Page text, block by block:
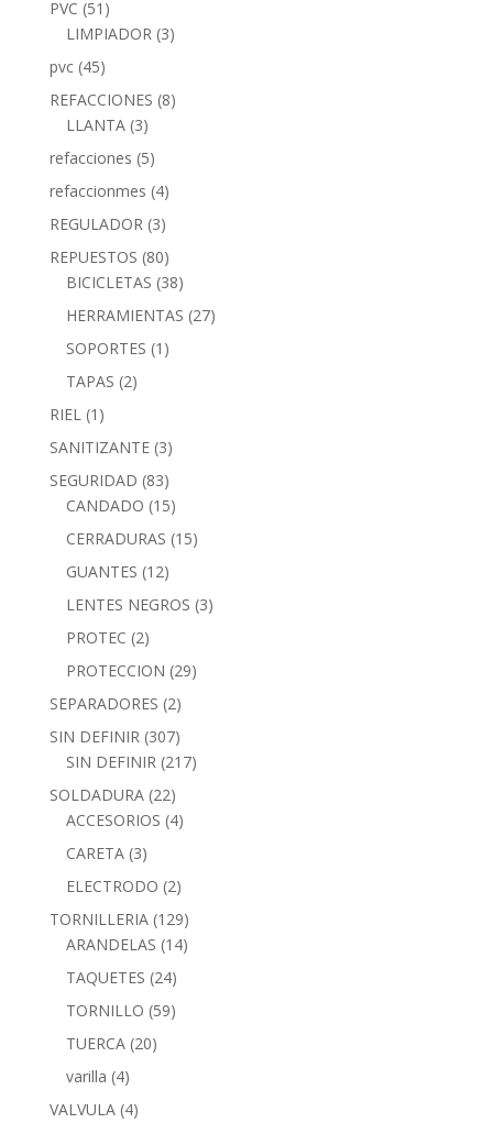
PVC (51)
LIMPIADOR (3)
pvc (45)
REFACCIONES (8)
LLANTA (3)
refacciones (5)
refaccionmes (4)
REGULADOR (3)
REPUESTOS (80)
BICICLETAS (38)
HERRAMIENTAS (27)
SOPORTES (1)
TAPAS (2)
RIEL (1)
SANITIZANTE (3)
SEGURIDAD (83)
CANDADO (15)
CERRADURAS (15)
GUANTES (12)
LENTES NEGROS (3)
PROTEC (2)
PROTECCION (29)
SEPARADORES (2)
SIN DEFINIR (307)
SIN DEFINIR (217)
SOLDADURA (22)
ACCESORIOS (4)
CARETA (3)
ELECTRODO (2)
TORNILLERIA (129)
ARANDELAS (14)
TAQUETES (24)
TORNILLO (59)
TUERCA (20)
varilla (4)
VALVULA (4)